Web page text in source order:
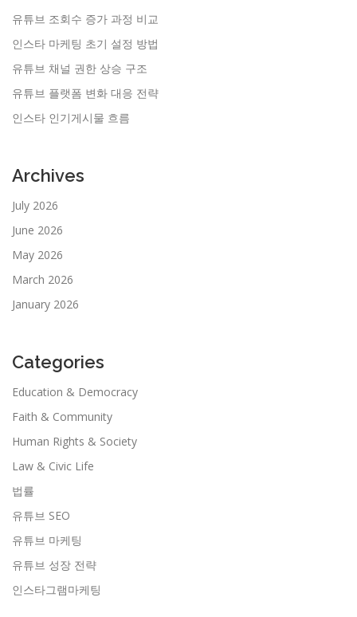
유튜브 조회수 증가 과정 비교
인스타 마케팅 초기 설정 방법
유튜브 채널 권한 상승 구조
유튜브 플랫폼 변화 대응 전략
인스타 인기게시물 흐름
Archives
July 2026
June 2026
May 2026
March 2026
January 2026
Categories
Education & Democracy
Faith & Community
Human Rights & Society
Law & Civic Life
법률
유튜브 SEO
유튜브 마케팅
유튜브 성장 전략
인스타그램마케팅